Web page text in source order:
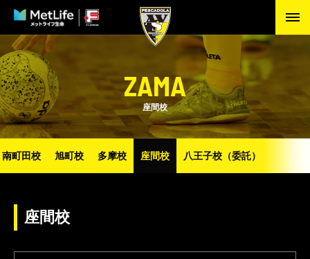
ZAMA
座間校
南町田校 旭町校 多摩校 座間校 八王子校（委託）
座間校